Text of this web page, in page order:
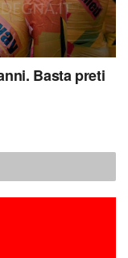
Basta preti